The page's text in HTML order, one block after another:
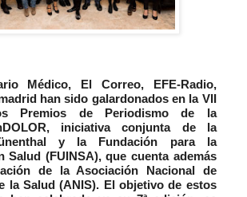
Médico, El Correo, EFE-Radio,
han sido galardonados en la VII
Premios de Periodismo de la
iniciativa conjunta de la
y la Fundación para la
Salud (FUINSA), que cuenta además
de la Asociación Nacional de
la Salud (ANIS). El objetivo de estos